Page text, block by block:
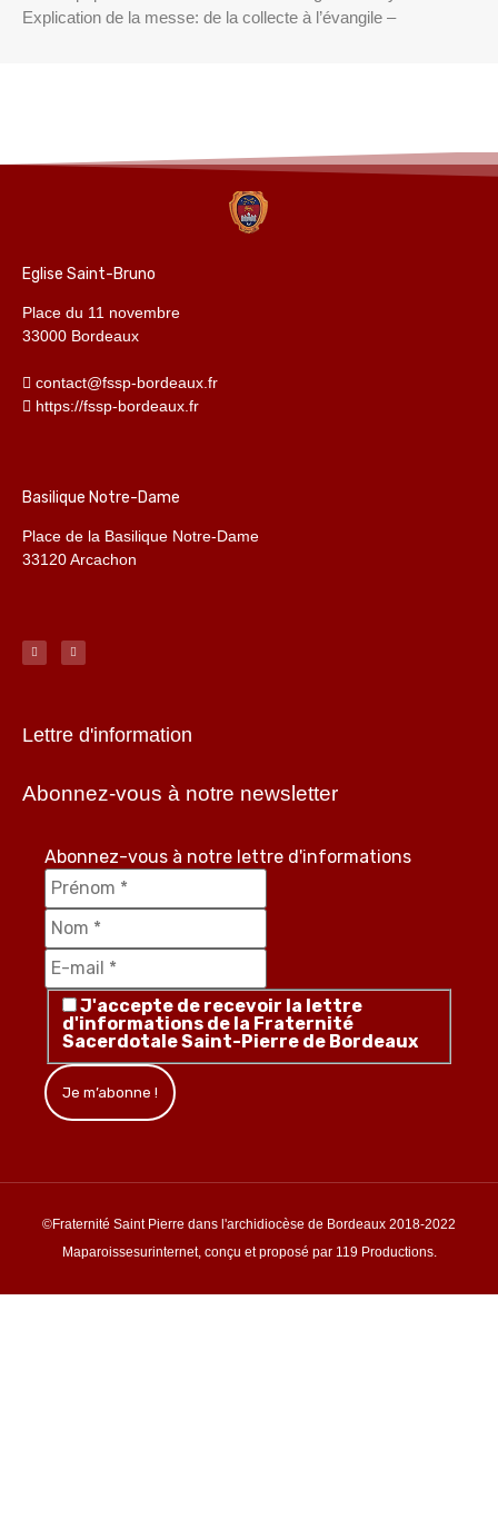
Explication de la messe: de la collecte à l’évangile –
Eglise Saint-Bruno
Place du 11 novembre
33000 Bordeaux
contact@fssp-bordeaux.fr
https://fssp-bordeaux.fr
Basilique Notre-Dame
Place de la Basilique Notre-Dame
33120 Arcachon
Lettre d'information
Abonnez-vous à notre newsletter
Abonnez-vous à notre lettre d'informations
J'accepte de recevoir la lettre
d'informations de la Fraternité
Sacerdotale Saint-Pierre de Bordeaux
©Fraternité Saint Pierre dans l'archidiocèse de Bordeaux 2018-2022
Maparoissesurinternet, conçu et proposé par 119 Productions.